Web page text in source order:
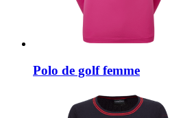
Polo de golf femme